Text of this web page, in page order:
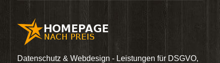
Datenschutz & Webdesign - Leistungen für DSGVO,